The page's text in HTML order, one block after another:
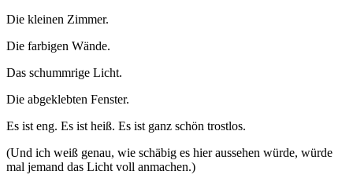
Die kleinen Zimmer.
Die farbigen Wände.
Das schummrige Licht.
Die abgeklebten Fenster.
Es ist eng. Es ist heiß. Es ist ganz schön trostlos.
(Und ich weiß genau, wie schäbig es hier aussehen würde, würde
mal jemand das Licht voll anmachen.)